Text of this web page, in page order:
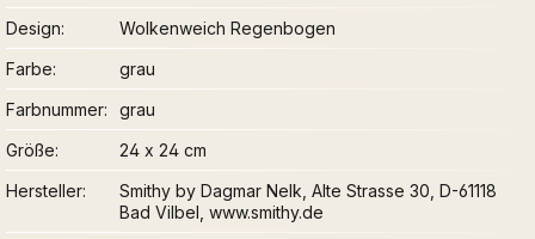
Design
Wolkenweich Regenbogen
Farbe
grau
Farbnummer
grau
Größe
24 x 24 cm
Hersteller
Smithy by Dagmar Nelk, Alte Strasse 30, D-61118
Bad Vilbel, www.smithy.de